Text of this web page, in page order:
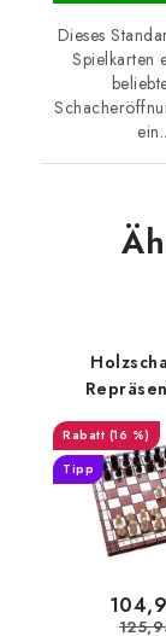
Dieses
Spielkarten
(16 %)
Tipp